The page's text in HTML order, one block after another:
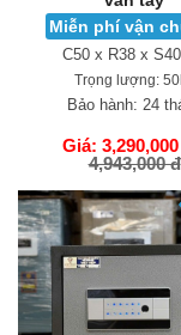
Miễn phí vận
C50 x R38 x
Trọng lượng:
Bảo hành: 24
Giá:
4,943,000 đ
GIỎ HÀNG